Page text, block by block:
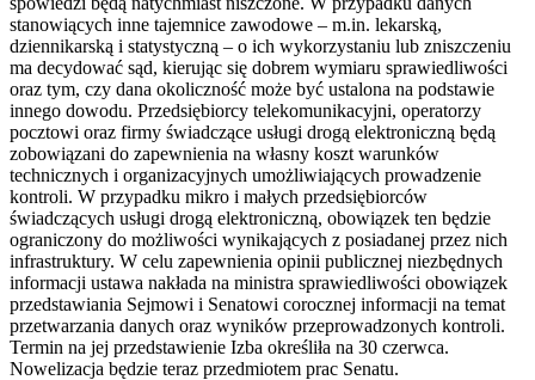
stanowiących inne tajemnice zawodowe – m.in. lekarską,
dziennikarską i statystyczną – o ich wykorzystaniu lub zniszczeniu
ma decydować sąd, kierując się dobrem wymiaru sprawiedliwości
oraz tym, czy dana okoliczność może być ustalona na podstawie
innego dowodu. Przedsiębiorcy telekomunikacyjni, operatorzy
pocztowi oraz firmy świadczące usługi drogą elektroniczną będą
zobowiązani do zapewnienia na własny koszt warunków
technicznych i organizacyjnych umożliwiających prowadzenie
kontroli. W przypadku mikro i małych przedsiębiorców
świadczących usługi drogą elektroniczną, obowiązek ten będzie
ograniczony do możliwości wynikających z posiadanej przez nich
infrastruktury. W celu zapewnienia opinii publicznej niezbędnych
informacji ustawa nakłada na ministra sprawiedliwości obowiązek
przedstawiania Sejmowi i Senatowi corocznej informacji na temat
przetwarzania danych oraz wyników przeprowadzonych kontroli.
Termin na jej przedstawienie Izba określiła na 30 czerwca.
Nowelizacja będzie teraz przedmiotem prac Senatu.